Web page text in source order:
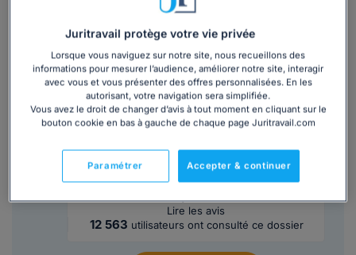
Cemodèle de lettreest inclus dans le
dossier :
Démarches RSE : intégrez les enjeux de la
entreprise
5/5
Lire les avis
12 563 utilisateurs ont consulté ce dossier
Juritravail protège votre vie privée
Lorsque vous naviguez sur notre site, nous recueillons des
informations pour mesurer l’audience, améliorer notre site, interagir
avec vous et vous présenter des offres personnalisées. En les
autorisant, votre navigation sera simplifiée.
Vous avez le droit de changer d’avis à tout moment en cliquant sur le
bouton cookie en bas à gauche de chaque page Juritravail.com
Accepter & continuer
Paramétrer